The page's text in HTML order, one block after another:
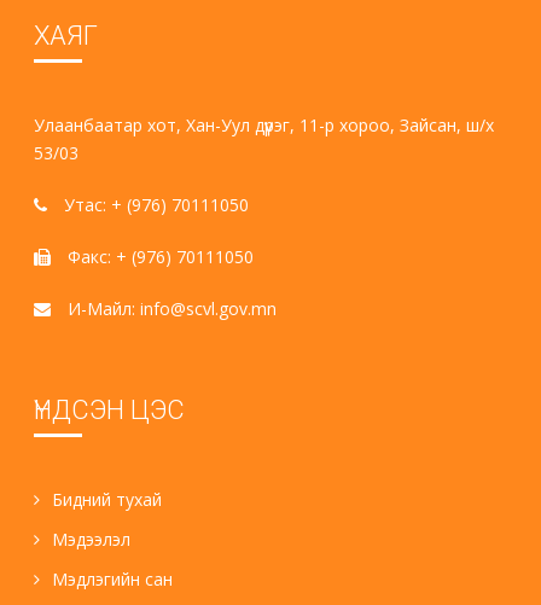
ХАЯГ
Улаанбаатар хот, Хан-Уул дүүрэг, 11-р хороо, Зайсан, ш/х
53/03
Утас: + (976) 70111050
Факс: + (976) 70111050
И-Майл: info@scvl.gov.mn
ҮНДСЭН ЦЭС
Бидний тухай
Мэдээлэл
Мэдлэгийн сан